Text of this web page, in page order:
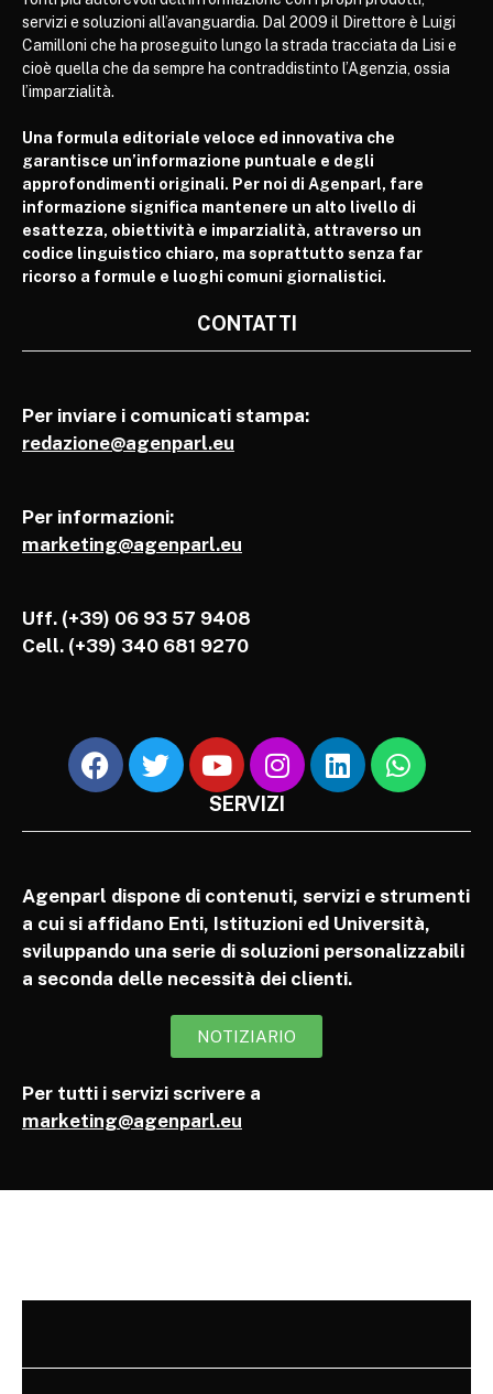
servizi e soluzioni all’avanguardia. Dal 2009 il Direttore è Luigi
Camilloni che ha proseguito lungo la strada tracciata da Lisi e
cioè quella che da sempre ha contraddistinto l’Agenzia, ossia
l’imparzialità.
Una formula editoriale veloce ed innovativa che
garantisce un’informazione puntuale e degli
approfondimenti originali. Per noi di Agenparl, fare
informazione significa mantenere un alto livello di
esattezza, obiettività e imparzialità, attraverso un
codice linguistico chiaro, ma soprattutto senza far
ricorso a formule e luoghi comuni giornalistici.
CONTATTI
Per inviare i comunicati stampa:
redazione@agenparl.eu
Per informazioni:
marketing@agenparl.eu
Uff. (+39) 06 93 57 9408
Cell. (+39) 340 681 9270
SERVIZI
Agenparl dispone di contenuti, servizi e strumenti
a cui si affidano Enti, Istituzioni ed Università,
sviluppando una serie di soluzioni personalizzabili
a seconda delle necessità dei clienti.
NOTIZIARIO
Per tutti i servizi scrivere a
marketing@agenparl.eu